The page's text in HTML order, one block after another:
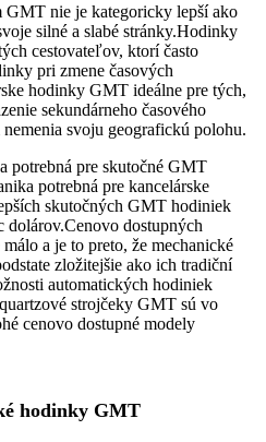
nie je kategoricky lepší ako
silné a slabé stránky.Hodinky
cestovateľov, ktorí často
pri zmene časových
hodinky GMT ideálne pre tých,
sekundárneho časového
svoju geografickú polohu.
potrebná pre skutočné GMT
potrebná pre kancelárske
skutočných GMT hodiniek
dostupných
a je to preto, že mechanické
zložitejšie ako ich tradiční
automatických hodiniek
strojčeky GMT sú vo
cenovo dostupné modely
hodinky GMT